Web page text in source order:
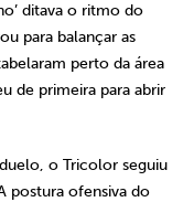
ditava o ritmo do
para balançar as
perto da área
de primeira para abrir
o Tricolor seguiu
postura ofensiva do